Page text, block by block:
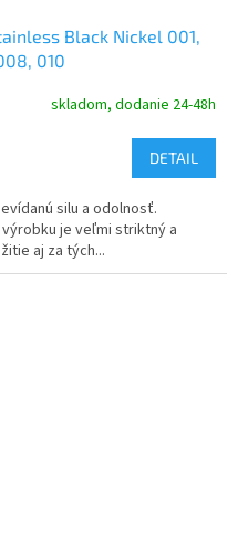
Black Nickel 001,
010
skladom, dodanie 24-48h
DETAIL
silu a odolnosť.
je veľmi striktný a
aj za tých...